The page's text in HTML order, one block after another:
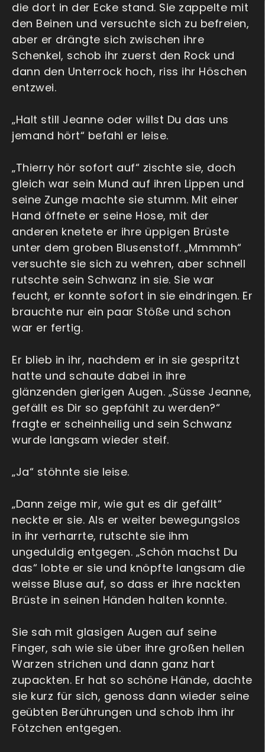
die dort in der Ecke stand. Sie zappelte mit
den Beinen und versuchte sich zu befreien,
aber er drängte sich zwischen ihre
Schenkel, schob ihr zuerst den Rock und
dann den Unterrock hoch, riss ihr Höschen
entzwei.
„Halt still Jeanne oder willst Du das uns
jemand hört“ befahl er leise.
„Thierry hör sofort auf“ zischte sie, doch
gleich war sein Mund auf ihren Lippen und
seine Zunge machte sie stumm. Mit einer
Hand öffnete er seine Hose, mit der
anderen knetete er ihre üppigen Brüste
unter dem groben Blusenstoff. „Mmmmh“
versuchte sie sich zu wehren, aber schnell
rutschte sein Schwanz in sie. Sie war
feucht, er konnte sofort in sie eindringen. Er
brauchte nur ein paar Stöße und schon
war er fertig.
Er blieb in ihr, nachdem er in sie gespritzt
hatte und schaute dabei in ihre
glänzenden gierigen Augen. „Süsse Jeanne,
gefällt es Dir so gepfählt zu werden?“
fragte er scheinheilig und sein Schwanz
wurde langsam wieder steif.
„Ja“ stöhnte sie leise.
„Dann zeige mir, wie gut es dir gefällt“
neckte er sie. Als er weiter bewegungslos
in ihr verharrte, rutschte sie ihm
ungeduldig entgegen. „Schön machst Du
das“ lobte er sie und knöpfte langsam die
weisse Bluse auf, so dass er ihre nackten
Brüste in seinen Händen halten konnte.
Sie sah mit glasigen Augen auf seine
Finger, sah wie sie über ihre großen hellen
Warzen strichen und dann ganz hart
zupackten. Er hat so schöne Hände, dachte
sie kurz für sich, genoss dann wieder seine
geübten Berührungen und schob ihm ihr
Fötzchen entgegen.